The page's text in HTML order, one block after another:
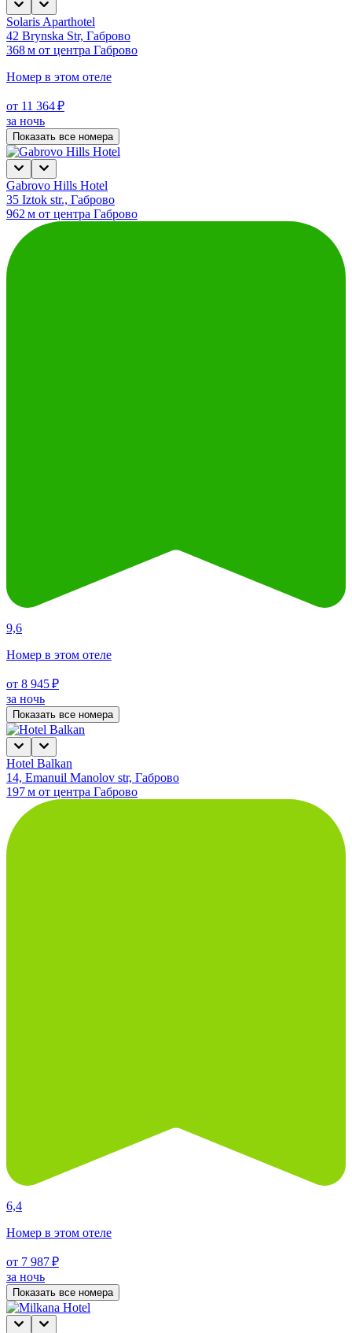
Solaris Aparthotel
42 Brynska Str, Габрово
368 м от центра Габрово
Номер в этом отеле
от 11 364 ₽
за ночь
Показать все номера
Gabrovo Hills Hotel
35 Iztok str., Габрово
962 м от центра Габрово
9,6
Номер в этом отеле
от 8 945 ₽
за ночь
Показать все номера
Hotel Balkan
14, Emanuil Manolov str, Габрово
197 м от центра Габрово
6,4
Номер в этом отеле
от 7 987 ₽
за ночь
Показать все номера